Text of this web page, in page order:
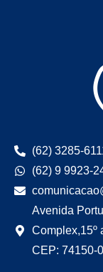
(62) 3285-
(62) 9 9923-
Avenida
Complex,15º
CEP: 74150-